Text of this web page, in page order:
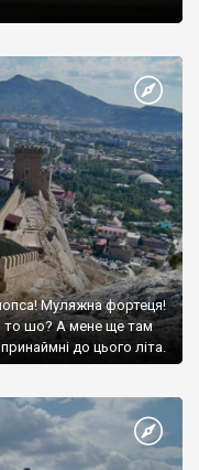
Муляжна фортеця!
то шо? А мене ще там
до цього літа.